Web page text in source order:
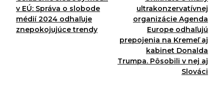
v EÚ: Správa o slobode
médií 2024 odhaľuje
znepokojujúce trendy
ultrakonzervatívnej
organizácie Agenda
Europe odhaľujú
prepojenia na Kremeľ aj
kabinet Donalda
Trumpa. Pôsobili v nej aj
Slováci